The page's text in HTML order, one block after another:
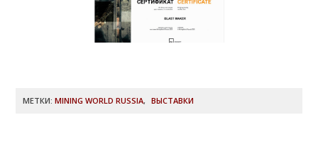
МЕТКИ:MINING WORLD RUSSIA, ВЫСТАВКИ